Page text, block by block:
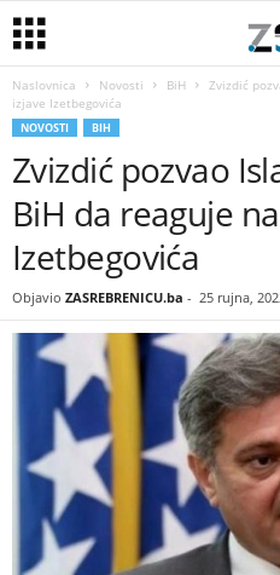
Naslovnica Novosti BiH
Zvizdić
izjave Izetbegovića
NOVOSTI BIH
Zvizdić pozvao
BiH da reaguje
Izetbegovića
Objavio ZASREBRENICU.ba - 25 rujna,